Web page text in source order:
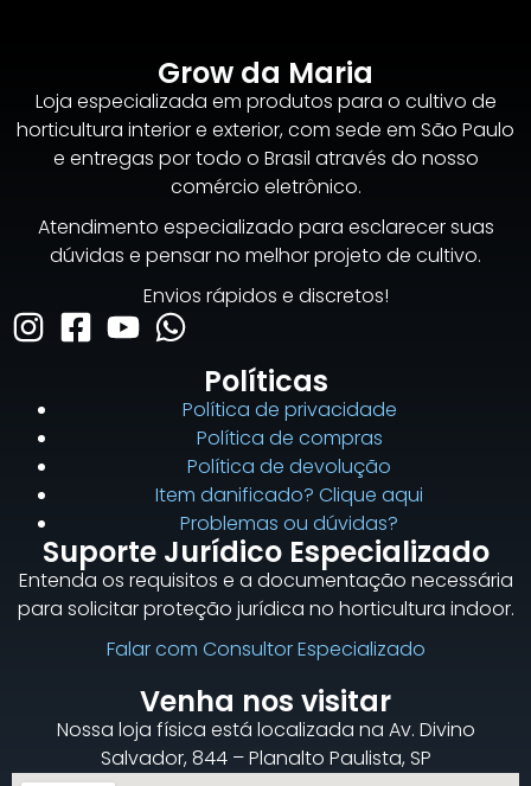
Grow da Maria
Loja especializada em produtos para o cultivo de
horticultura interior e exterior, com sede em São Paulo
e entregas por todo o Brasil através do nosso
comércio eletrônico.
Atendimento especializado para esclarecer suas
dúvidas e pensar no melhor projeto de cultivo.
Envios rápidos e discretos!
Políticas
Política de privacidade
Política de compras
Política de devolução
Item danificado? Clique aqui
Problemas ou dúvidas?
Suporte Jurídico Especializado
Entenda os requisitos e a documentação necessária
para solicitar proteção jurídica no horticultura indoor.
Falar com Consultor Especializado
Venha nos visitar
Nossa loja física está localizada na Av. Divino
Salvador, 844 – Planalto Paulista, SP